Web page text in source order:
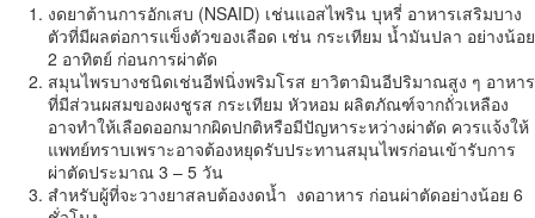
งดยาต้านการอักเสบ (NSAID) เช่นแอสไพริน บุหรี่ อาหารเสริมบาง
ตัวที่มีผลต่อการแข็งตัวของเลือด เช่น กระเทียม น้ำมันปลา อย่างน้อย
2 อาทิตย์ ก่อนการผ่าตัด
สมุนไพรบางชนิดเช่นอีฟนิ่งพริมโรส ยาวิตามินอีปริมาณสูง ๆ อาหาร
ที่มีส่วนผสมของผงชูรส กระเทียม หัวหอม ผลิตภัณฑ์จากถั่วเหลือง
อาจทำให้เลือดออกมากผิดปกติหรือมีปัญหาระหว่างผ่าตัด ควรแจ้งให้
แพทย์ทราบเพราะอาจต้องหยุดรับประทานสมุนไพรก่อนเข้ารับการ
ผ่าตัดประมาณ 3 – 5 วัน
สำหรับผู้ที่จะวางยาสลบต้องงดน้ำ งดอาหาร ก่อนผ่าตัดอย่างน้อย 6